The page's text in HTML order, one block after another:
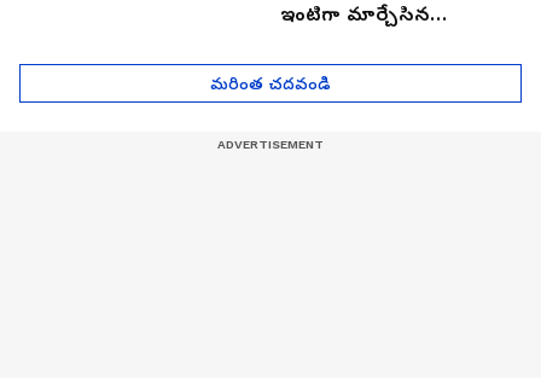
ఇంటిగా మార్చేసిన
మీరూ ఒక లుక్కేయండి
మరింత చదవండి